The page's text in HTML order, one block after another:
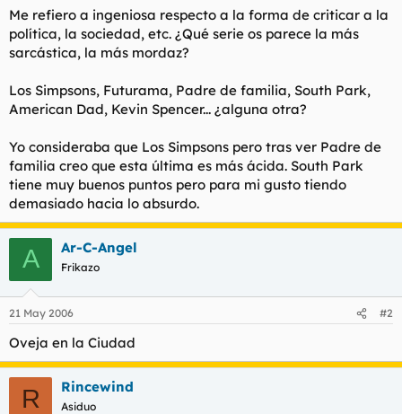
d
e
l
e
a
i
c
i
Me refiero a ingeniosa respecto a la forma de criticar a la
política, la sociedad, etc. ¿Qué serie os parece la más
sarcástica, la más mordaz?
Los Simpsons, Futurama, Padre de familia, South Park,
American Dad, Kevin Spencer... ¿alguna otra?
Yo consideraba que Los Simpsons pero tras ver Padre de
familia creo que esta última es más ácida. South Park
tiene muy buenos puntos pero para mi gusto tiendo
demasiado hacia lo absurdo.
A Ar-C-Angel
Frikazo
21 May 2006 #2
Oveja en la Ciudad
R Rincewind
Asiduo